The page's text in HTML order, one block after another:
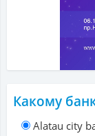
Какому
Alatau city